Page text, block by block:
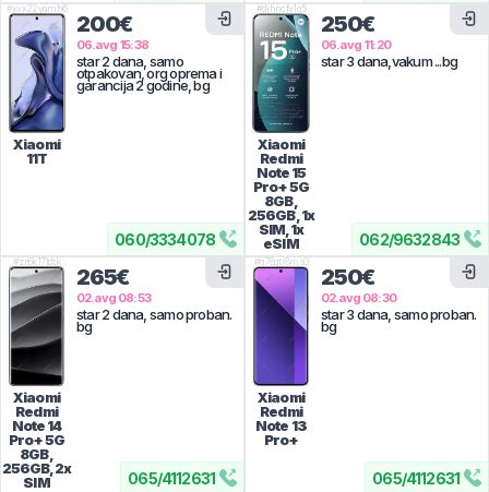
060/3334078
#xvx22yqmh6
Xiaomi
11T
200€
06.avg 15:38
star 2 dana, samo
otpakovan, org oprema i
garancija 2 godine, bg
062/9632843
#djhncfv1q5
Xiaomi
Redmi
Note 15
Pro+ 5G
8GB,
256GB, 1x
SIM, 1x
eSIM
250€
06.avg 11:20
star 3 dana,vakum ...bg
065/4112631
#zr6k17tdtk
Xiaomi
Redmi
Note 14
Pro+ 5G
8GB,
256GB, 2x
SIM
265€
02.avg 08:53
star 2 dana, samo proban.
bg
065/4112631
#g78gtr8ms0
Xiaomi
Redmi
Note 13
Pro+
250€
02.avg 08:30
star 3 dana, samo proban.
bg